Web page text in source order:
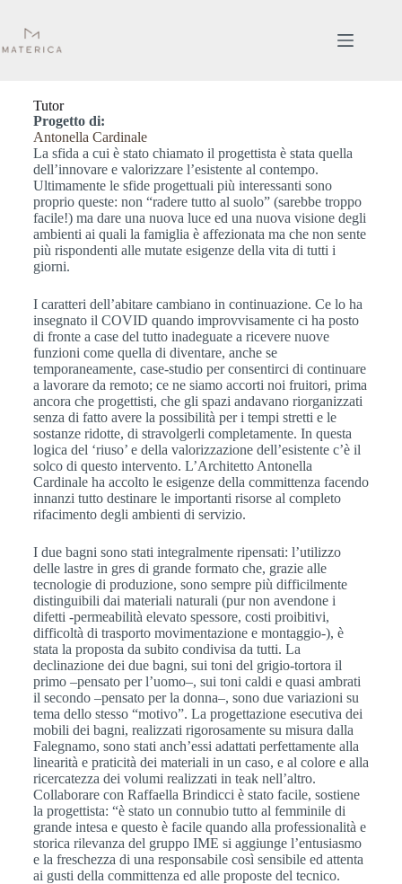
Tutor
Progetto di:
Antonella Cardinale
La sfida a cui è stato chiamato il progettista è stata quella
dell’innovare e valorizzare l’esistente al contempo.
Ultimamente le sfide progettuali più interessanti sono
proprio queste: non “radere tutto al suolo” (sarebbe troppo
facile!) ma dare una nuova luce ed una nuova visione degli
ambienti ai quali la famiglia è affezionata ma che non sente
più rispondenti alle mutate esigenze della vita di tutti i
giorni.
I caratteri dell’abitare cambiano in continuazione. Ce lo ha
insegnato il COVID quando improvvisamente ci ha posto
di fronte a case del tutto inadeguate a ricevere nuove
funzioni come quella di diventare, anche se
temporaneamente, case-studio per consentirci di continuare
a lavorare da remoto; ce ne siamo accorti noi fruitori, prima
ancora che progettisti, che gli spazi andavano riorganizzati
senza di fatto avere la possibilità per i tempi stretti e le
sostanze ridotte, di stravolgerli completamente. In questa
logica del ‘riuso’ e della valorizzazione dell’esistente c’è il
solco di questo intervento. L’Architetto Antonella
Cardinale ha accolto le esigenze della committenza facendo
innanzi tutto destinare le importanti risorse al completo
rifacimento degli ambienti di servizio.
I due bagni sono stati integralmente ripensati: l’utilizzo
delle lastre in gres di grande formato che, grazie alle
tecnologie di produzione, sono sempre più difficilmente
distinguibili dai materiali naturali (pur non avendone i
difetti -permeabilità elevato spessore, costi proibitivi,
difficoltà di trasporto movimentazione e montaggio-), è
stata la proposta da subito condivisa da tutti. La
declinazione dei due bagni, sui toni del grigio-tortora il
primo –pensato per l’uomo–, sui toni caldi e quasi ambrati
il secondo –pensato per la donna–, sono due variazioni su
tema dello stesso “motivo”. La progettazione esecutiva dei
mobili dei bagni, realizzati rigorosamente su misura dalla
Falegnamo, sono stati anch’essi adattati perfettamente alla
linearità e praticità dei materiali in un caso, e al colore e alla
ricercatezza dei volumi realizzati in teak nell’altro.
Collaborare con Raffaella Brindicci è stato facile, sostiene
la progettista: “è stato un connubio tutto al femminile di
grande intesa e questo è facile quando alla professionalità e
storica rilevanza del gruppo IME si aggiunge l’entusiasmo
e la freschezza di una responsabile così sensibile ed attenta
ai gusti della committenza ed alle proposte del tecnico.